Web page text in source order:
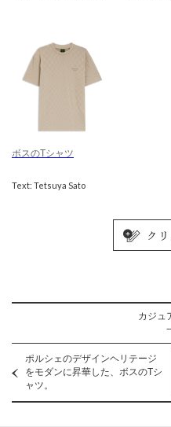
ボスのTシャツ
Text: Tetsuya Sato
カジュ
ポルシェのデザインヘリテージ
をモダンに昇華した、ボスのTシ
ャツ。